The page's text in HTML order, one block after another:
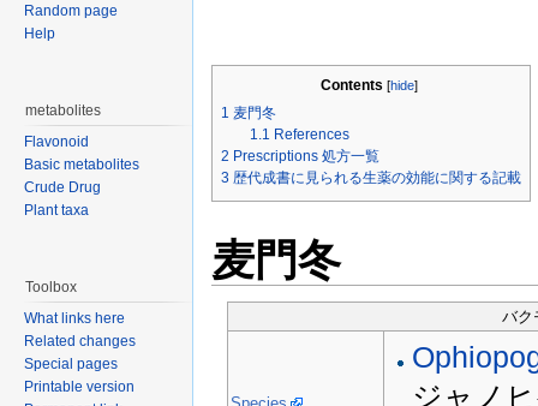
Contents [hide]
1 麦門冬
1.1 References
2 Prescriptions 処方一覧
3 歴代成書に見られる生薬の効能に関する記載
麦門冬
バク
ジャノ
Random page
Help
metabolites
Flavonoid
Basic metabolites
Crude Drug
Plant taxa
Toolbox
What links here
Related changes
Special pages
Printable version